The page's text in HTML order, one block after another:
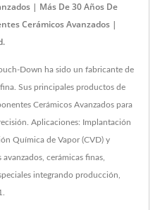
| Más De 30 Años De
Cerámicos Avanzados |
Down ha sido un fabricante de
Sus principales productos de
Cerámicos Avanzados para
Aplicaciones: Implantación
Química de Vapor (CVD) y
cerámicas finas,
integrando producción,